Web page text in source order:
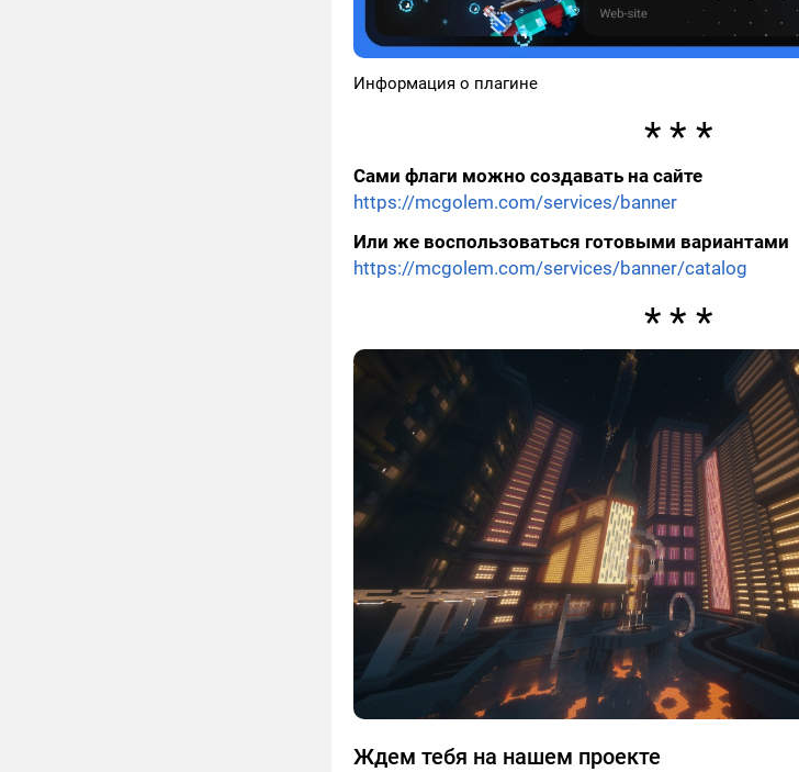
Информация о плагине
Сами флаги можно создавать на сайте
https://mcgolem.com/services/banner
Или же воспользоваться готовыми вариантами
https://mcgolem.com/services/banner/catalog
Ждем тебя на нашем проекте